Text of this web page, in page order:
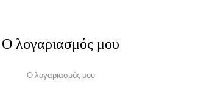
Ο λογαριασμός μου
Ο λογαριασμός μου